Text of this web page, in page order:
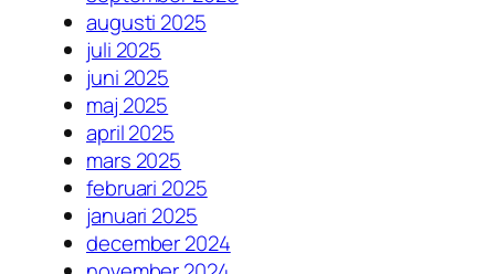
augusti 2025
juli 2025
juni 2025
maj 2025
april 2025
mars 2025
februari 2025
januari 2025
december 2024